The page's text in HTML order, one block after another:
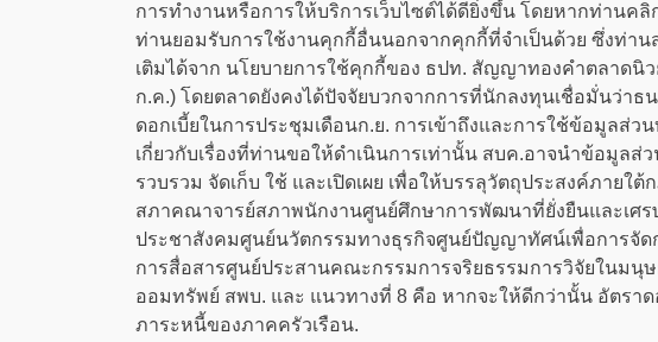
การทำงานหรือการให้บริการเว็บไซต์ได้ดียิ่งขึ้น โดยหากท่านคลิ
ท่านยอมรับการใช้งานคุกกี้อื่นนอกจากคุกกี้ที่จำเป็นด้วย ซึ่งท่าน
เติมได้จาก นโยบายการใช้คุกกี้ของ ธปท. สัญญาทองคำตลาดนิ
ก.ค.) โดยตลาดยังคงได้ปัจจัยบวกจากการที่นักลงทุนเชื่อมั่นว่าธ
ดอกเบี้ยในการประชุมเดือนก.ย. การเข้าถึงและการใช้ข้อมูลส่
เกี่ยวกับเรื่องที่ท่านขอให้ดำเนินการเท่านั้น สบค.อาจนำข้อมูล
รวบรวม จัดเก็บ ใช้ และเปิดเผย เพื่อให้บรรลุวัตถุประสงค์ภาย
สภาคณาจารย์สภาพนักงานศูนย์ศึกษาการพัฒนาที่ยั่งยืนและเศ
ประชาสังคมศูนย์นวัตกรรมทางธุรกิจศูนย์ปัญญาทัศน์เพื่อการจั
การสื่อสารศูนย์ประสานคณะกรรมการจริยธรรมการวิจัยในม
ออมทรัพย์ สพบ. และ แนวทางที่ 8 คือ หากจะให้ดีกว่านั้น อัตราด
ภาระหนี้ของภาคครัวเรือน.